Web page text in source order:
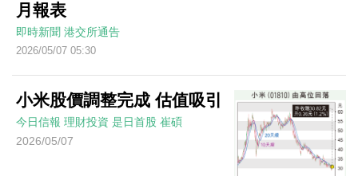
月報表
即時新聞 港交所通告
2026/05/07 05:30
小米股價調整完成 估值吸引
今日信報 理財投資 是日首股 崔碩
2026/05/07